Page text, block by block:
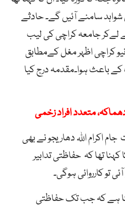
سامنے آئیں گے۔ حادثے
جامعہ کراچی کی لیب
کراچی اظہر مغل کےمطابق
باعث ہوا۔مقدمہ درج کیا
متعدد افراد زخمی
اکرام اللہ دھاریجو نے بھی
کہنا تھا کہ حفاظتی تدابیر
تو کارروائی ہوگی۔
کہنا ہے کہ جب تک حفاظتی